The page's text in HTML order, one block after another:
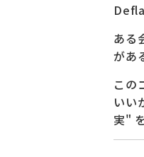
ある
があ
この
いい
実"